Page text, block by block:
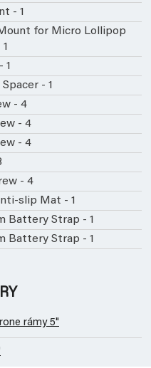
- 1
for Micro Lollipop
1
- 1
- 4
- 4
- 4
- 4
slip Mat - 1
Battery Strap - 1
Battery Strap - 1
rámy 5"